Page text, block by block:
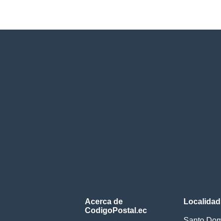
Acerca de
CodigoPostal.ec